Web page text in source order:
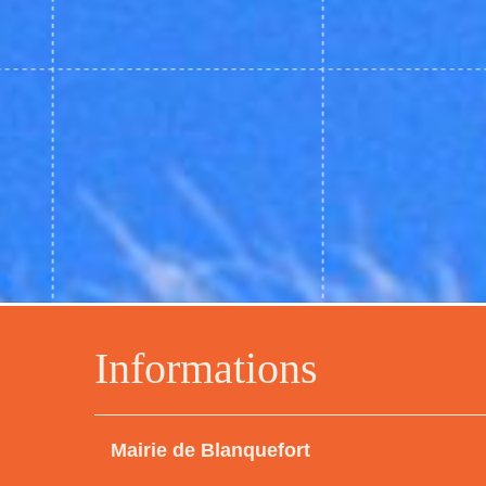
Informations
Mairie de Blanquefort